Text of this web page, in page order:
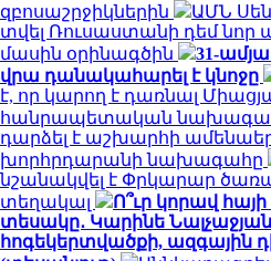
զբոսաշրջիկներին
ԱՄՆ
տվել Ռուսաստանի դեմ նոր
մասին օրինագծին
31-
վրա դանակահարել է կնոջը
է, որ կարող է դառնալ
հանրապետական
դարձել է աշխարհի
խորհրդարանի նախագահը
նշանակվել է Փրկարար
տեղակալ
Ո՞ւր կորավ
տեսակը․ Կարինե
հոգեկերտվածքի, ազգային